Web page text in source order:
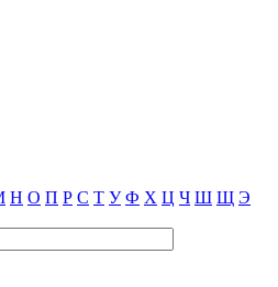
Н О П Р С Т У Ф Х Ц Ч Ш Щ Э